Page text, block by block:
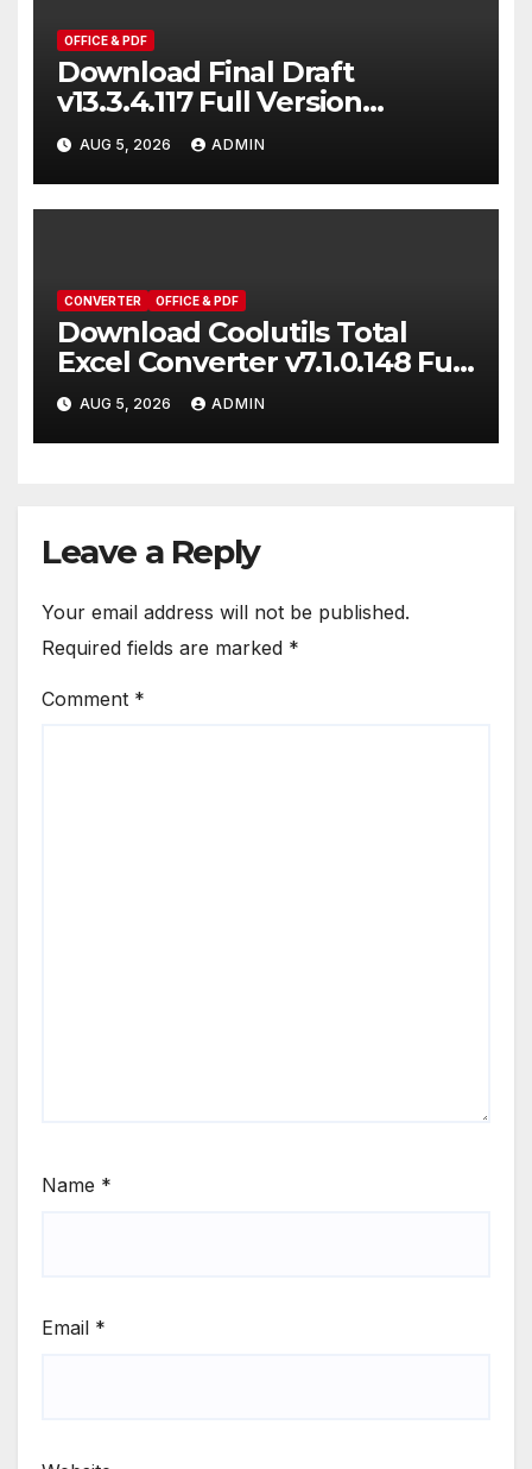
OFFICE & PDF
Download Final Draft
v13.3.4.117 Full Version
Terbaru [2026]
AUG 5, 2026 ADMIN
CONVERTER OFFICE & PDF
Download Coolutils Total
Excel Converter v7.1.0.148 Full
Activated [2026]
AUG 5, 2026 ADMIN
Leave a Reply
Your email address will not be published.
Required fields are marked *
Comment *
Name *
Email *